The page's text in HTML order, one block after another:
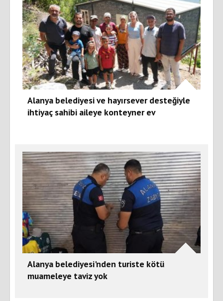
Alanya belediyesi ve hayırsever desteğiyle
ihtiyaç sahibi aileye konteyner ev
Alanya belediyesi'nden turiste kötü
muameleye taviz yok